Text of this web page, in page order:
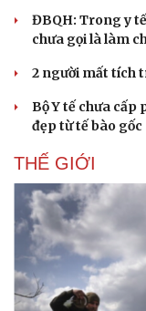
ĐBQH: Trong y
chưa gọi là làm
2 người mất tích
Bộ Y tế chưa cấp
đẹp từ tế bào gốc
THẾ GIỚI